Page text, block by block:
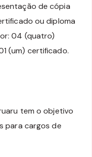
de cópia
ou diploma
04 (quatro)
(um) certificado.
tem o objetivo
para cargos de